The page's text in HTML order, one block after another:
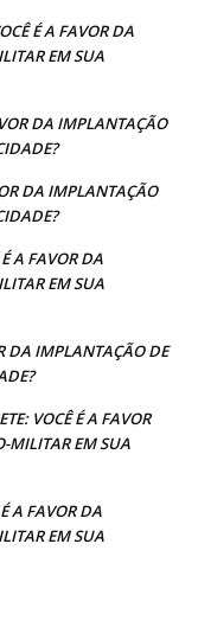
É A FAVOR DA
EM SUA
DA IMPLANTAÇÃO
DA IMPLANTAÇÃO
A FAVOR DA
EM SUA
DA IMPLANTAÇÃO DE
VOCÊ É A FAVOR
MILITAR EM SUA
A FAVOR DA
EM SUA